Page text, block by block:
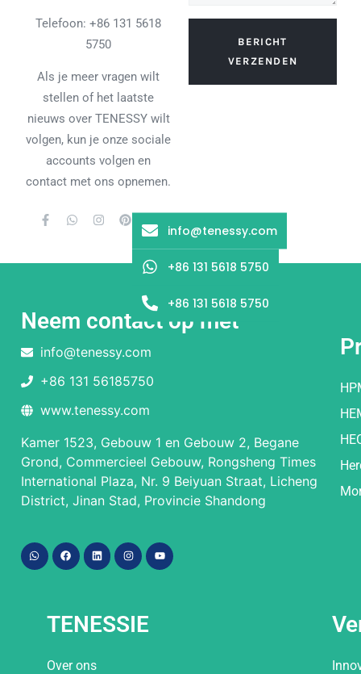
Telefoon: +86 131 5618
5750
Als je meer vragen wilt
stellen of het laatste
nieuws over TENESSY wilt
volgen, kun je onze sociale
accounts volgen en
contact met ons opnemen.
BERICHT
VERZENDEN
Neem contact op met
info@tenessy.com
+86 131 56185750
www.tenessy.com
Kamer 1523, Gebouw 1 en Gebouw 2, Begane
Grond, Commercieel Gebouw, Rongsheng Times
International Plaza, Nr. 9 Beiyuan Straat, Licheng
District, Jinan Stad, Provincie Shandong
TENESSIE
Over ons
info@tenessy.com
+86 131 5618 5750
+86 131 5618 5750